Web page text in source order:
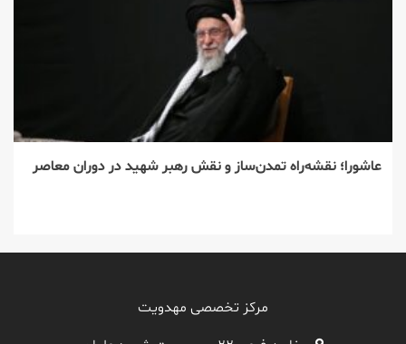
عاشورا؛ نقشه‌راه تمدن‌ساز و نقش رهبر شهید در دوران معاصر
مرکز تخصصی مهدویت